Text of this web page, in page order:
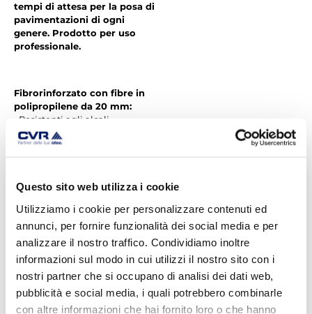
Questo sito web utilizza i cookie
Utilizziamo i cookie per personalizzare contenuti ed
annunci, per fornire funzionalità dei social media e per
analizzare il nostro traffico. Condividiamo inoltre
informazioni sul modo in cui utilizzi il nostro sito con i
nostri partner che si occupano di analisi dei dati web,
pubblicità e social media, i quali potrebbero combinarle
con altre informazioni che hai fornito loro o che hanno
tempi di attesa per la posa di
pavimentazioni di ogni
genere. Prodotto per uso
professionale.
Fibrorinforzato con fibre in
polipropilene da 20 mm:
• Resistenti agli alcali
• Creano un’armatura
tridimensionale all’interno del
massetto
fenomeni di ritiro idraulico
stabilità al prodotto
Tempi di asciugatura rapidi
(spessore 4 cm):
• Ceramica: 24h
• Legno: 3 gg